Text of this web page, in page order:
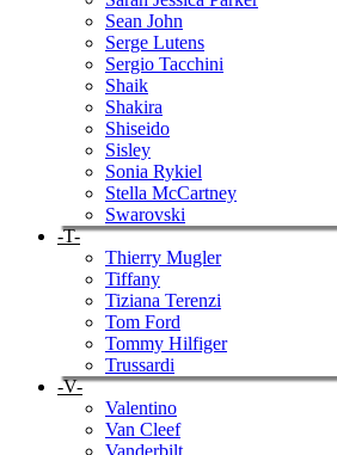
Sean John
Serge Lutens
Sergio Tacchini
Shaik
Shakira
Shiseido
Sisley
Sonia Rykiel
Stella McCartney
Swarovski
-T-
Thierry Mugler
Tiffany
Tiziana Terenzi
Tom Ford
Tommy Hilfiger
Trussardi
-V-
Valentino
Van Cleef
Vanderbilt